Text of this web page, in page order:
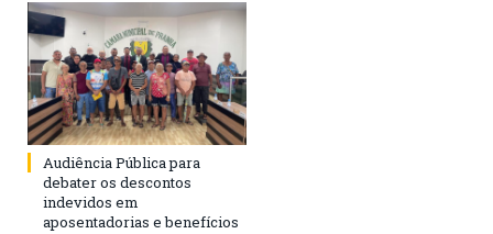
Audiência Pública para
debater os descontos
indevidos em
aposentadorias e benefícios